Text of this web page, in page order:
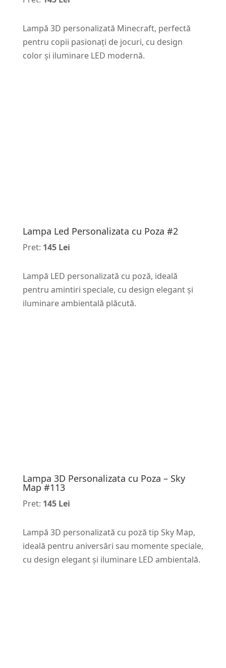
Lampă 3D personalizată Minecraft, perfectă
pentru copii pasionați de jocuri, cu design
color și iluminare LED modernă.
Lampa Led Personalizata cu Poza #2
Pret: 145 Lei
Lampă LED personalizată cu poză, ideală
pentru amintiri speciale, cu design elegant și
iluminare ambientală plăcută.
Lampa 3D Personalizata cu Poza – Sky
Map #113
Pret: 145 Lei
Lampă 3D personalizată cu poză tip Sky Map,
ideală pentru aniversări sau momente speciale,
cu design elegant și iluminare LED ambientală.